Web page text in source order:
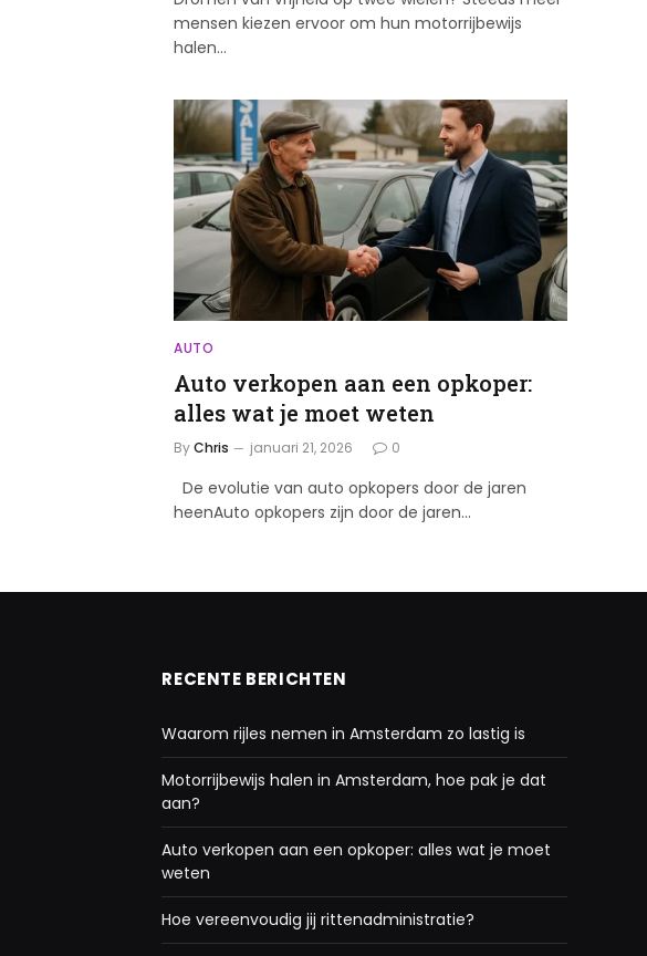
mensen kiezen ervoor om hun motorrijbewijs
halen…
AUTO
Auto verkopen aan een opkoper:
alles wat je moet weten
ByChris januari 21, 2026 0
De evolutie van auto opkopers door de jaren
heenAuto opkopers zijn door de jaren…
RECENTE BERICHTEN
Waarom rijles nemen in Amsterdam zo lastig is
Motorrijbewijs halen in Amsterdam, hoe pak je dat
aan?
Auto verkopen aan een opkoper: alles wat je moet
weten
Hoe vereenvoudig jij rittenadministratie?